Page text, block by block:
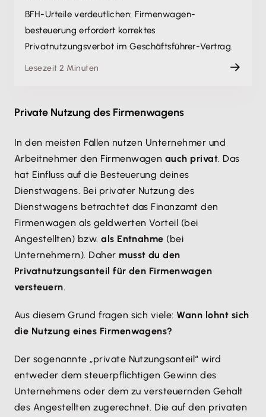
BFH-Urteile verdeutlichen: Firmenwagen­
besteuerung erfordert korrektes
Privatnutzungsverbot im Geschäftsführer-Vertrag.
Lesezeit 2 Minuten
Private Nutzung des Firmenwagens
In den meisten Fällen nutzen Unternehmer und
Arbeitnehmer den Firmenwagen auch privat. Das
hat Einfluss auf die Besteuerung deines
Dienstwagens. Bei privater Nutzung des
Dienstwagens betrachtet das Finanzamt den
Firmenwagen als geldwerten Vorteil (bei
Angestellten) bzw.als Entnahme (bei
Unternehmern). Daher musst du den
Privatnutzungsanteil für den Firmenwagen
versteuern.
Aus diesem Grund fragen sich viele:Wann lohnt sich
die Nutzung eines Firmenwagens?
Der sogenannte „private Nutzungsanteil“ wird
entweder dem steuerpflichtigen Gewinn des
Unternehmens oder dem zu versteuernden Gehalt
des Angestellten zugerechnet. Die auf den privaten